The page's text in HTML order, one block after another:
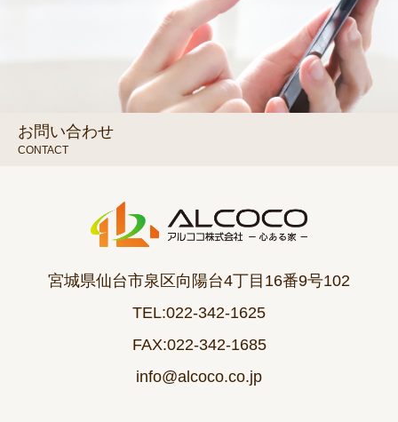
お問い合わせ
CONTACT
宮城県仙台市泉区向陽台4丁目16番9号102
TEL:022-342-1625
FAX:022-342-1685
info@alcoco.co.jp